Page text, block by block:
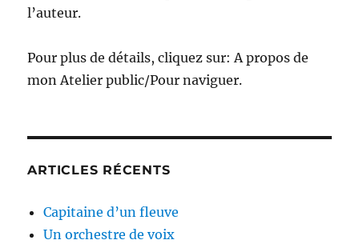
l’auteur.
Pour plus de détails, cliquez sur: A propos de
mon Atelier public/Pour naviguer.
ARTICLES RÉCENTS
Capitaine d’un fleuve
Un orchestre de voix